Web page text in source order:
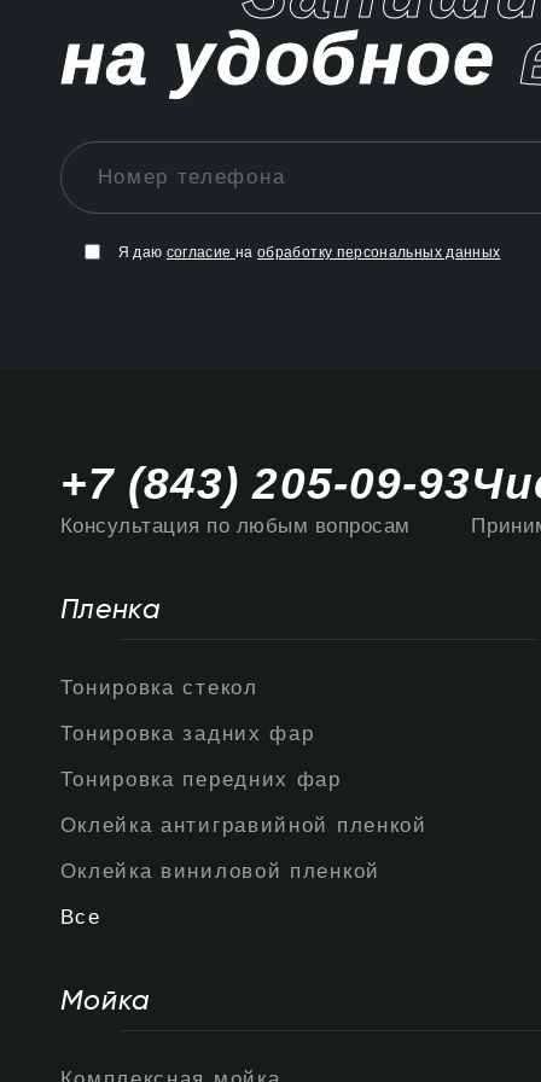
на удобное
Я даю согласие наобработку персональных данных
+7 (843) 205-09-93
Консультация по любым вопросам
Пленка
Тонировка стекол
Тонировка задних фар
Тонировка передних фар
Оклейка антигравийной пленкой
Оклейка виниловой пленкой
Все
Мойка